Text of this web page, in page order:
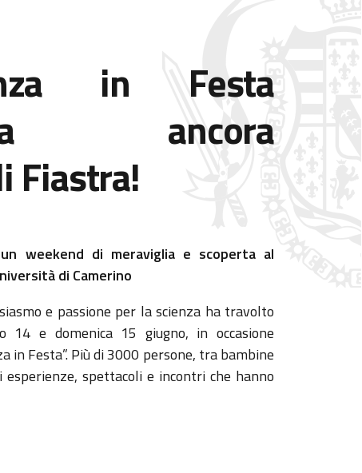
in Festa
ancora
Fiastra!
weekend di meraviglia e scoperta al
di Camerino
e passione per la scienza ha travolto
14 e domenica 15 giugno, in occasione
in Festa”. Più di 3000 persone, tra bambine
spettacoli e incontri che hanno